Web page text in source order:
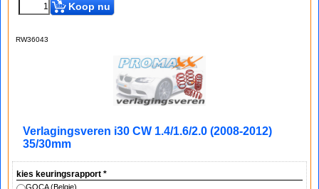
Koop nu
RW36043
Verlagingsveren i30 CW 1.4/1.6/2.0 (2008-2012)
35/30mm
kies keuringsrapport *
GOCA (Belgie)